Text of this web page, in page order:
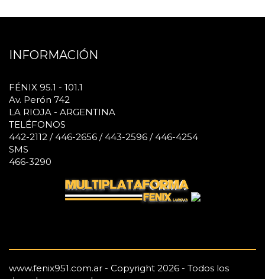
INFORMACIÓN
FÉNIX 95.1 - 101.1
Av. Perón 742
LA RIOJA - ARGENTINA
TELÉFONOS
442-2112 / 446-2656 / 443-2596 / 446-4254
SMS
466-3290
www.fenix951.com.ar - Copyright 2026 - Todos los